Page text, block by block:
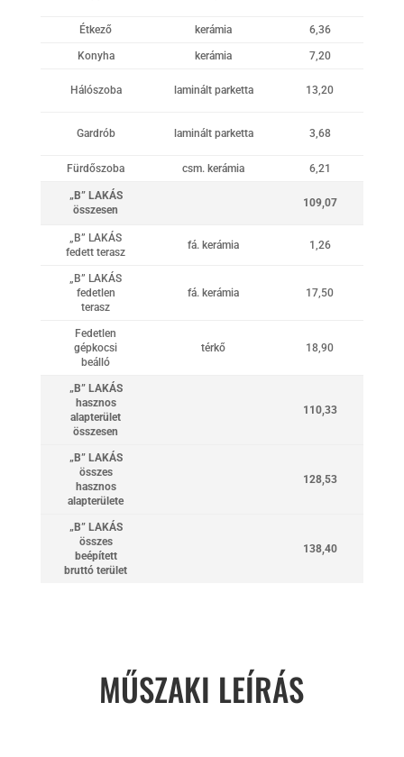
Étkező kerámia 6,36
Konyha kerámia 7,20
Hálószoba laminált parketta 13,20
Gardrób laminált parketta 3,68
Fürdőszoba csm. kerámia 6,21
„B” LAKÁS
összesen
109,07
„B” LAKÁS
fedett terasz
fá. kerámia 1,26
„B” LAKÁS
fedetlen
terasz
fá. kerámia 17,50
Fedetlen
gépkocsi
beálló
térkő 18,90
„B” LAKÁS
hasznos
alapterület
összesen
110,33
„B” LAKÁS
összes
hasznos
alapterülete
128,53
„B” LAKÁS
összes
beépített
bruttó terület
138,40
MŰSZAKI LEÍRÁS